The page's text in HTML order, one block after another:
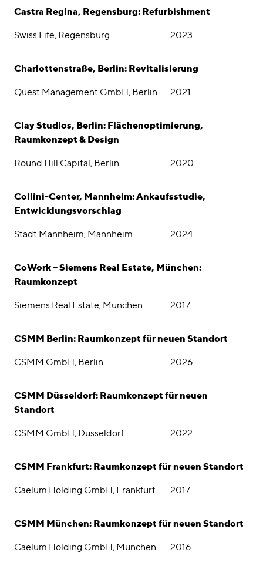
Castra Regina, Regensburg: Refurbishment
Swiss Life, Regensburg 2023
Charlottenstraße, Berlin: Revitalisierung
Quest Management GmbH, Berlin 2021
Clay Studios, Berlin: Flächenoptimierung,
Raumkonzept & Design
Round Hill Capital, Berlin 2020
Collini-Center, Mannheim: Ankaufsstudie,
Entwicklungsvorschlag
Stadt Mannheim, Mannheim 2024
CoWork – Siemens Real Estate, München:
Raumkonzept
Siemens Real Estate, München 2017
CSMM Berlin: Raumkonzept für neuen Standort
CSMM GmbH, Berlin 2026
CSMM Düsseldorf: Raumkonzept für neuen
Standort
CSMM GmbH, Düsseldorf 2022
CSMM Frankfurt: Raumkonzept für neuen Standort
Caelum Holding GmbH, Frankfurt 2017
CSMM München: Raumkonzept für neuen Standort
Caelum Holding GmbH, München 2016